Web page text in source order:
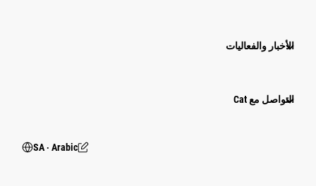
الأخبار والفعاليات
التواصل مع Cat
SA ‧ Arabic